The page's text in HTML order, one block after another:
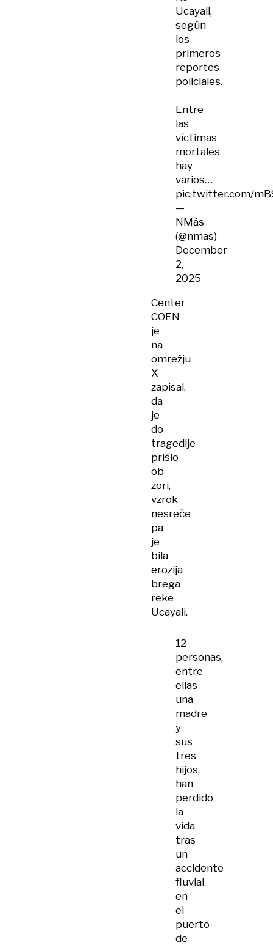
Ucayali,
según
los
primeros
reportes
policiales.
Entre
las
víctimas
mortales
hay
varios…
pic.twitter.com/
—
NMás
(@nmas)
December
2,
2025
Center
COEN
je
na
omrežju
X
zapisal,
da
je
do
tragedije
prišlo
ob
zori,
vzrok
nesreče
pa
je
bila
erozija
brega
reke
Ucayali.
12
personas,
entre
ellas
una
madre
y
sus
tres
hijos,
han
perdido
la
vida
tras
un
accidente
fluvial
en
el
puerto
de